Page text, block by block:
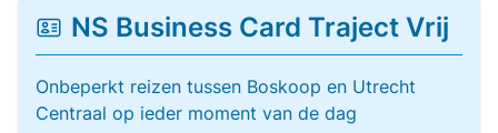
NS Business Card Traject Vrij
Onbeperkt reizen tussen Boskoop en Utrecht
Centraal op ieder moment van de dag